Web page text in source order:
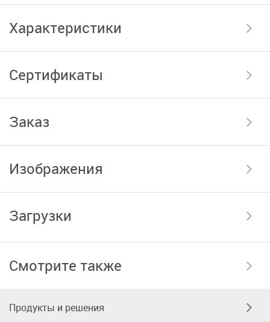
Характеристики
Сертификаты
Заказ
Изображения
Загрузки
Смотрите также
Продукты и решения